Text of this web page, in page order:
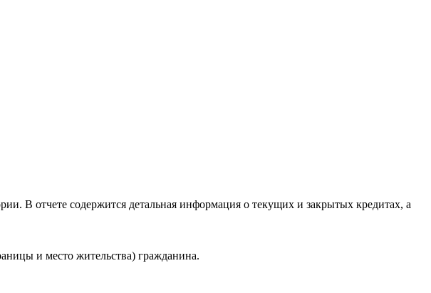
В отчете содержится детальная информация о текущих и закрытых кредитах, а
и место жительства) гражданина.